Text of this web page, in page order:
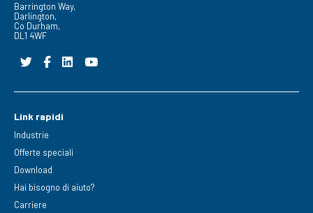
Barrington Way,
Darlington,
Co Durham,
DL1 4WF
Link rapidi
Industrie
Offerte speciali
Download
Hai bisogno di aiuto?
Carriere